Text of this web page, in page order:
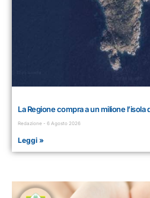
La Regione compra a un milione l’isola
Redazione 6 Agosto 2026
Leggi »